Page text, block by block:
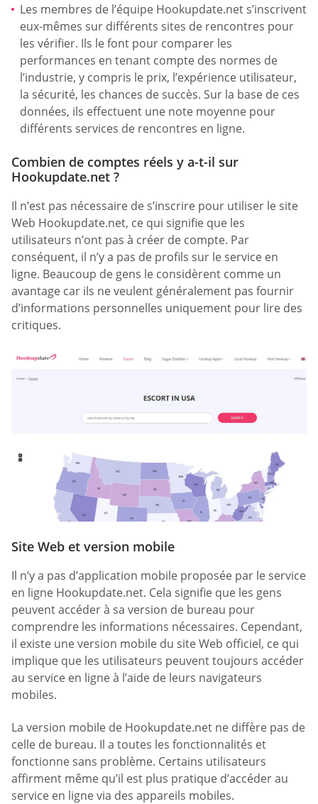
Les membres de l’équipe Hookupdate.net s’inscrivent
eux-mêmes sur différents sites de rencontres pour
les vérifier. Ils le font pour comparer les
performances en tenant compte des normes de
l’industrie, y compris le prix, l’expérience utilisateur,
la sécurité, les chances de succès. Sur la base de ces
données, ils effectuent une note moyenne pour
différents services de rencontres en ligne.
Combien de comptes réels y a-t-il sur
Hookupdate.net ?
Il n’est pas nécessaire de s’inscrire pour utiliser le site
Web Hookupdate.net, ce qui signifie que les
utilisateurs n’ont pas à créer de compte. Par
conséquent, il n’y a pas de profils sur le service en
ligne. Beaucoup de gens le considèrent comme un
avantage car ils ne veulent généralement pas fournir
d’informations personnelles uniquement pour lire des
critiques.
Site Web et version mobile
Il n’y a pas d’application mobile proposée par le service
en ligne Hookupdate.net. Cela signifie que les gens
peuvent accéder à sa version de bureau pour
comprendre les informations nécessaires. Cependant,
il existe une version mobile du site Web officiel, ce qui
implique que les utilisateurs peuvent toujours accéder
au service en ligne à l’aide de leurs navigateurs
mobiles.
La version mobile de Hookupdate.net ne diffère pas de
celle de bureau. Il a toutes les fonctionnalités et
fonctionne sans problème. Certains utilisateurs
affirment même qu’il est plus pratique d’accéder au
service en ligne via des appareils mobiles.